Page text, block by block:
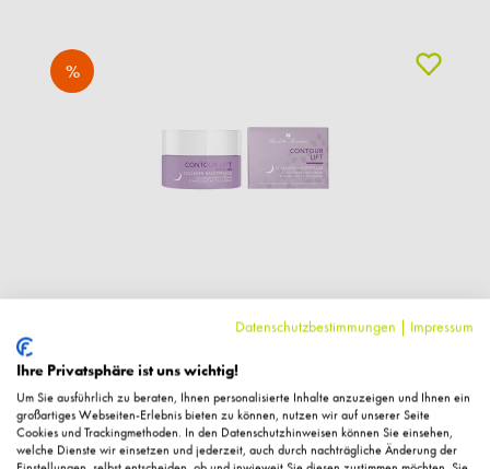
%
Charlotte Meentzen
Contour Lift, Collagen-Nachtpflege, 50ml
43,60 €*
54,50 € UVP des Herstellers**
Datenschutzbestimmungen | Impressum
Ihre Privatsphäre ist uns wichtig!
Um Sie ausführlich zu beraten, Ihnen personalisierte Inhalte anzuzeigen und Ihnen ein
großartiges Webseiten-Erlebnis bieten zu können, nutzen wir auf unserer Seite
Cookies und Trackingmethoden. In den Datenschutzhinweisen können Sie einsehen,
welche Dienste wir einsetzen und jederzeit, auch durch nachträgliche Änderung der